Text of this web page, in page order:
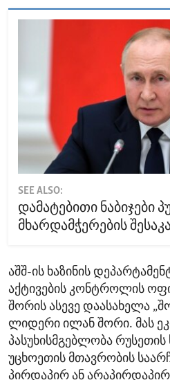
SEE ALSO:
დამატებითი ნაბიჯები
მხარდამჭერების
აშშ-ის ხაზინის
აქტივების კონტროლის
შორის ასევე დაასახელა
ლიდერი ილან შორი. მას
პასუხისმგებლობა
უცხოეთის მთავრობის
პირდაპირ ან